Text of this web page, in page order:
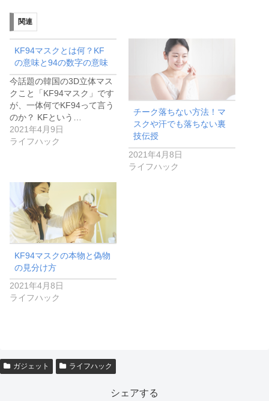
関連
KF94マスクとは何？KF
の意味と94の数字の意味
今話題の韓国の3D立体マス
クこと「KF94マスク」です
が、一体何でKF94って言う
のか？ KFという…
2021年4月9日
ライフハック
チーク落ちない方法！マ
スクや汗でも落ちない裏
技伝授
2021年4月8日
ライフハック
KF94マスクの本物と偽物
の見分け方
2021年4月8日
ライフハック
ガジェット ライフハック
シェアする